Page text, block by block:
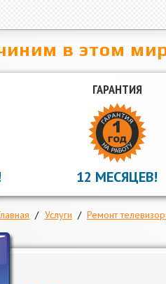
в этом
ГАРАНТИЯ
12 МЕСЯЦЕВ!
/ Услуги / Ремонт